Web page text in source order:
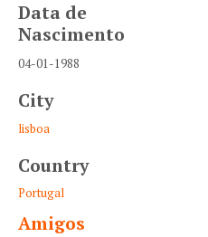
Data de
Nascimento
04-01-1988
City
lisboa
Country
Portugal
Amigos